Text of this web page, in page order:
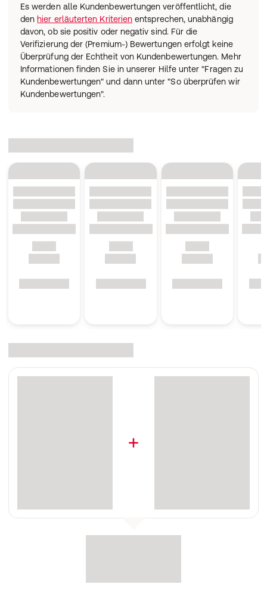
Es werden alle Kundenbewertungen veröffentlicht, die
den hier erläuterten Kriterien entsprechen, unabhängig
davon, ob sie positiv oder negativ sind. Für die
Verifizierung der (Premium-) Bewertungen erfolgt keine
Überprüfung der Echtheit von Kundenbewertungen. Mehr
Informationen finden Sie in unserer Hilfe unter "Fragen zu
Kundenbewertungen" und dann unter "So überprüfen wir
Kundenbewertungen".